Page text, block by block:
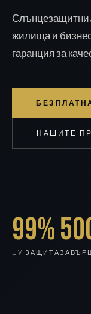
жилища и
гаранция за
НАШИТЕ
99%
UV ЗАЩИТА